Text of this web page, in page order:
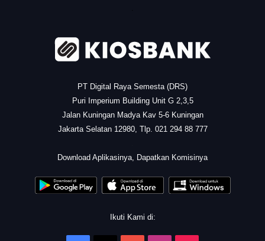
PT Digital Raya Semesta (DRS)
Puri Imperium Building Unit G 2,3,5
Jalan Kuningan Madya Kav 5-6 Kuningan
Jakarta Selatan 12980, Tlp. 021 294 88 777
Download Aplikasinya, Dapatkan Komisinya
Ikuti Kami di: